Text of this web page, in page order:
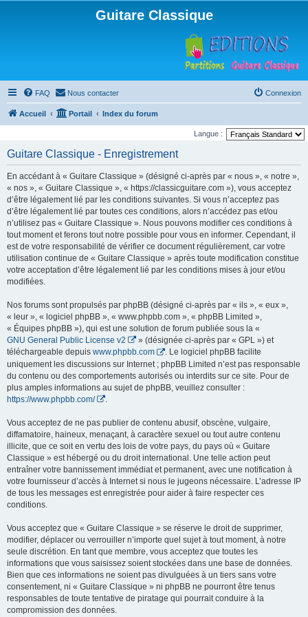
Guitare Classique
FAQ Nous contacter Connexion
Accueil Portail Index du forum
Langue :
Guitare Classique - Enregistrement
En accédant à « Guitare Classique » (désigné ci-après par « nous », « notre »,
« nos », « Guitare Classique », « https://classicguitare.com »), vous acceptez
d’être légalement lié par les conditions suivantes. Si vous n’acceptez pas
d’être légalement lié par toutes ces conditions, alors n’accédez pas et/ou
n’utilisez pas « Guitare Classique ». Nous pouvons modifier ces conditions à
tout moment et ferons tout notre possible pour vous en informer. Cependant, il
est de votre responsabilité de vérifier ce document régulièrement, car votre
utilisation continue de « Guitare Classique » après toute modification constitue
votre acceptation d’être légalement lié par les conditions mises à jour et/ou
modifiées.
Nos forums sont propulsés par phpBB (désigné ci-après par « ils », « eux »,
« leur », « logiciel phpBB », « www.phpbb.com », « phpBB Limited »,
« Équipes phpBB »), qui est une solution de forum publiée sous la «
GNU General Public License v2
» (désignée ci-après par « GPL ») et
téléchargeable depuis www.phpbb.com
. Le logiciel phpBB facilite
uniquement les discussions sur Internet ; phpBB Limited n’est pas responsable
du contenu ou des comportements autorisés ou interdits sur ce site. Pour de
plus amples informations au sujet de phpBB, veuillez consulter :
https://www.phpbb.com/
Vous acceptez de ne pas publier de contenu abusif, obscène, vulgaire,
diffamatoire, haineux, menaçant, à caractère sexuel ou tout autre contenu
illicite, que ce soit en vertu des lois de votre pays, du pays où « Guitare
Classique » est hébergé ou du droit international. Une telle action peut
entraîner votre bannissement immédiat et permanent, avec une notification à
votre fournisseur d’accès à Internet si nous le jugeons nécessaire. L’adresse IP
de tous les messages est enregistrée pour aider à faire respecter ces
conditions.
Vous acceptez que « Guitare Classique » se réserve le droit de supprimer,
modifier, déplacer ou verrouiller n’importe quel sujet à tout moment, à notre
seule discrétion. En tant que membre, vous acceptez que toutes les
informations que vous saisissez soient stockées dans une base de données.
Bien que ces informations ne soient pas divulguées à un tiers sans votre
consentement, ni « Guitare Classique » ni phpBB ne pourront être tenus
responsables de toute tentative de piratage qui pourrait conduire à la
compromission des données.